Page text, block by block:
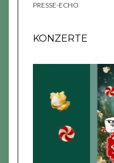
PRESSE-ECHO
KONZERTE